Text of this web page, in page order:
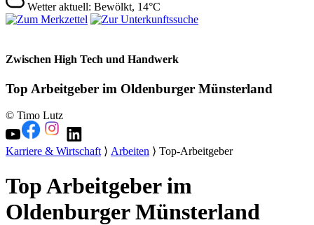
Wetter aktuell: Bewölkt, 14°C
Zwischen High Tech und Handwerk
Top Arbeitgeber im Oldenburger Münsterland
© Timo Lutz
Karriere & Wirtschaft⟩ Arbeiten ⟩ Top-Arbeitgeber
Top Arbeitgeber im
Oldenburger Münsterland